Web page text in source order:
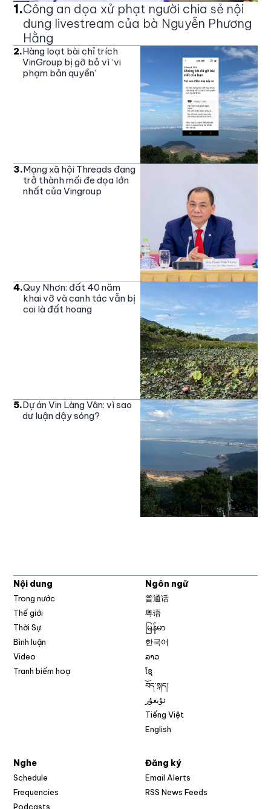
1.Công an dọa xử phạt người chia sẻ nội
dung livestream của bà Nguyễn Phương
Hằng
2.Hàng loạt bài chỉ trích
VinGroup bị gỡ bỏ vì ‘vi
phạm bản quyền’
3.Mạng xã hội Threads đang
trở thành mối đe dọa lớn
nhất của Vingroup
4.Quy Nhơn: đất 40 năm
khai vỡ và canh tác vẫn bị
coi là đất hoang
5.Dự án Vin Làng Vân: vì sao
dư luận dậy sóng?
Nội dung
Trong nước
Thế giới
Thời Sự
Bình luận
Video
Tranh biếm hoạ
Ngôn ngữ
普通话
粤语
မြန်မာ
한국어
ລາວ
ខ្មែ
བོད་སྐད།
ئۇيغۇر
Tiếng Việt
English
Nghe
Schedule
Frequencies
Podcasts
Đăng ký
Email Alerts
RSS News Feeds